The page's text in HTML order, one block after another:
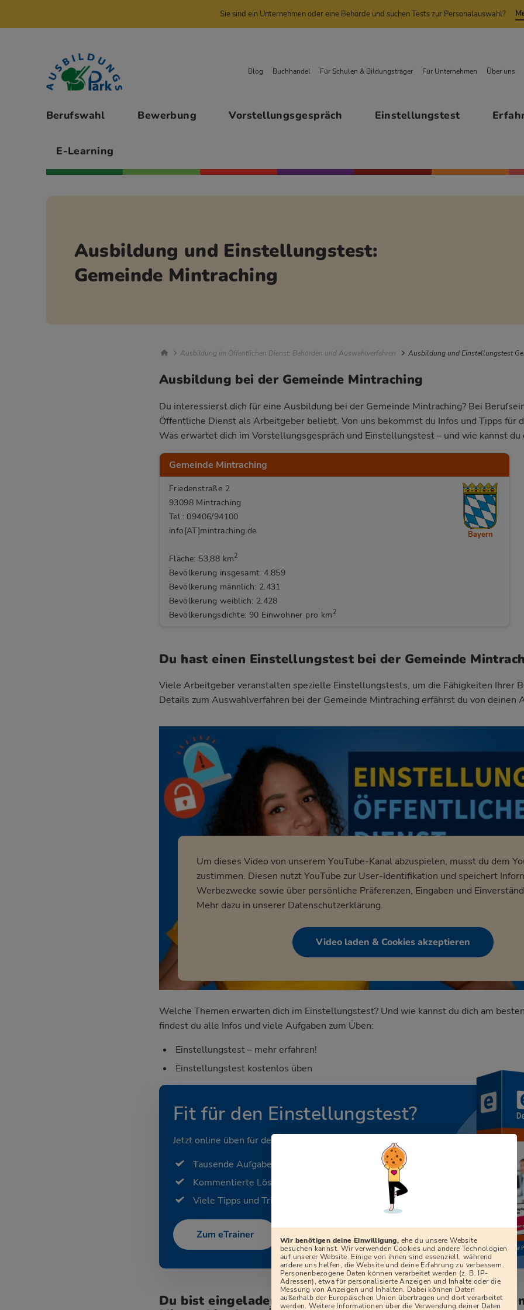
Sie sind ein Unternehmen oder eine Behörde und suchen Tests zur Personalauswahl?
Berufswahl Bewerbung Vorstellungsgespräch Einstellungstest
E-Learning
Blog Buchhandel Für Schulen & Bildungsträger Für Unternehmen Über uns
Ausbildung und Einstellungstest:
Gemeinde Mintraching
Breadcrumb Navigation
Ausbildung im Öffentlichen Dienst: Behörden und Auswahlverfahren Ausbildung und Einstellungstest
Ausbildung bei der Gemeinde Mintraching
Du interessierst dich für eine Ausbildung bei der Gemeinde Mintraching? Bei
Öffentliche Dienst als Arbeitgeber beliebt. Von uns bekommst du Infos und Tipps für
Was erwartet dich im Vorstellungsgespräch und Einstellungstest – und wie kannst du
Gemeinde Mintraching
Friedenstraße 2
93098 Mintraching
Tel.: 09406/94100
info[AT]mintraching.de
Fläche: 53,88 km2
Bevölkerung insgesamt: 4.859
Bevölkerung männlich: 2.431
Bevölkerung weiblich: 2.428
Bevölkerungsdichte: 90 Einwohner pro km 2
Bayern
Du hast einen Einstellungstest bei der Gemeinde
Viele Arbeitgeber veranstalten spezielle Einstellungstests, um die Fähigkeiten Ihrer
Details zum Auswahlverfahren bei der Gemeinde Mintraching erfährst du von deinen
Um dieses Video von unserem YouTube-Kanal abzuspielen, musst du dem
zustimmen. Diesen nutzt YouTube zur User-Identifikation und speichert
Werbezwecke sowie über persönliche Präferenzen, Eingaben und
Mehr dazu in unserer Datenschutzerklärung.
Video laden & Cookies akzeptieren
Welche Themen erwarten dich im Einstellungstest? Und wie kannst du dich am
findest du alle Infos und viele Aufgaben zum Üben:
Einstellungstest – mehr erfahren!
Einstellungstest kostenlos üben
Fit für den Einstellungstest?
Jetzt online üben für deinen Beruf.
Tausende Aufgaben
Kommentierte Lösungen
Viele Tipps und Tricks
Zum eTrainer
Du bist eingeladen zum Vorstellungsgespräch bei der
Wir benötigen deine Einwilligung, ehe du unsere Website
besuchen kannst. Wir verwenden Cookies und andere Technologien
auf unserer Website. Einige von ihnen sind essenziell, während
andere uns helfen, die Website und deine Erfahrung zu verbessern.
Personenbezogene Daten können verarbeitet werden (z. B. IP-
Adressen), etwa für personalisierte Anzeigen und Inhalte oder die
Messung von Anzeigen und Inhalten. Dabei können Daten
außerhalb der Europäischen Union übertragen und dort verarbeitet
werden. Weitere Informationen über die Verwendung deiner Daten